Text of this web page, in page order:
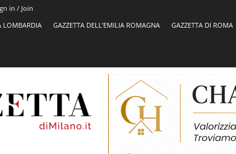
in / Join
LOMBARDIA GAZZETTA DELL’EMILIA ROMAGNA GAZZETTA DI ROMA